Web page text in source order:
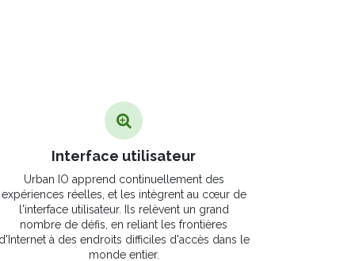
Interface utilisateur
Urban IO apprend continuellement des
expériences réelles, et les intègrent au cœur de
l'interface utilisateur. Ils relèvent un grand
nombre de défis, en reliant les frontières
à des endroits difficiles d'accès dans le
monde entier.